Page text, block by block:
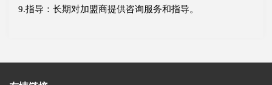
9.指导：长期对加盟商提供咨询服务和指导。